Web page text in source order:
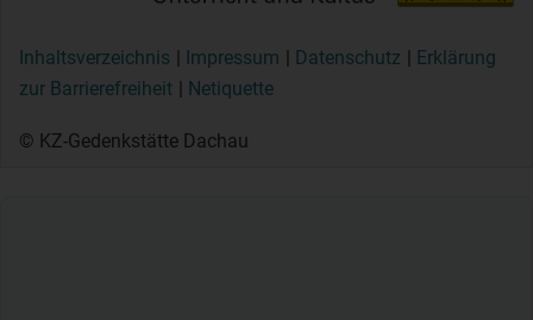
Inhaltsverzeichnis Impressum Datenschutz
Erklärung
zur Barrierefreiheit
Netiquette
© KZ-Gedenkstätte Dachau